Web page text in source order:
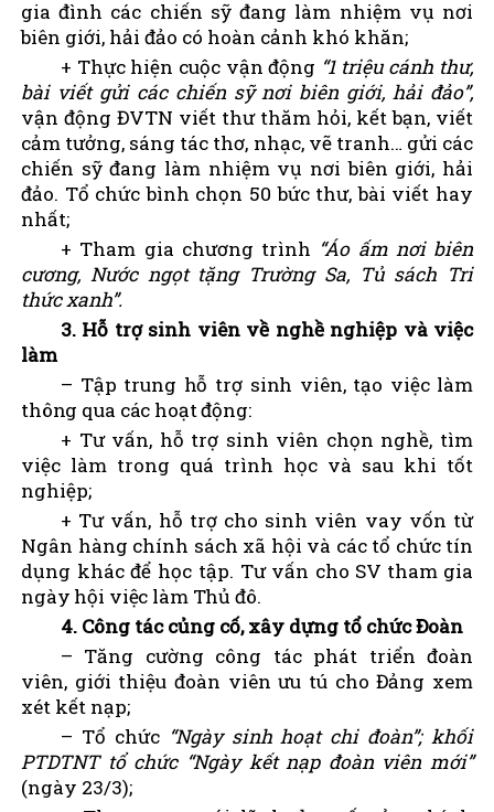
gia đình các chiến sỹ đang làm nhiệm vụ nơi
biên giới, hải đảo có hoàn cảnh khó khăn;
+ Thực hiện cuộc vận động “1 triệu cánh thư,
bài viết gửi các chiến sỹ nơi biên giới, hải đảo”,
vận động ĐVTN viết thư thăm hỏi, kết bạn, viết
cảm tưởng, sáng tác thơ, nhạc, vẽ tranh… gửi các
chiến sỹ đang làm nhiệm vụ nơi biên giới, hải
đảo. Tổ chức bình chọn 50 bức thư, bài viết hay
nhất;
+ Tham gia chương trình “Áo ấm nơi biên
cương, Nước ngọt tặng Trường Sa, Tủ sách Tri
thức xanh”.
3. Hỗ trợ sinh viên về nghề nghiệp và việc
làm
– Tập trung hỗ trợ sinh viên, tạo việc làm
thông qua các hoạt động:
+ Tư vấn, hỗ trợ sinh viên chọn nghề, tìm
việc làm trong quá trình học và sau khi tốt
nghiệp;
+ Tư vấn, hỗ trợ cho sinh viên vay vốn từ
Ngân hàng chính sách xã hội và các tổ chức tín
dụng khác để học tập. Tư vấn cho SV tham gia
ngày hội việc làm Thủ đô.
4. Công tác củng cố, xây dựng tổ chức Đoàn
– Tăng cường công tác phát triển đoàn
viên, giới thiệu đoàn viên ưu tú cho Đảng xem
xét kết nạp;
– Tổ chức “Ngày sinh hoạt chi đoàn”; khối
PTDTNT tổ chức “Ngày kết nạp đoàn viên mới”
(ngày 23/3);